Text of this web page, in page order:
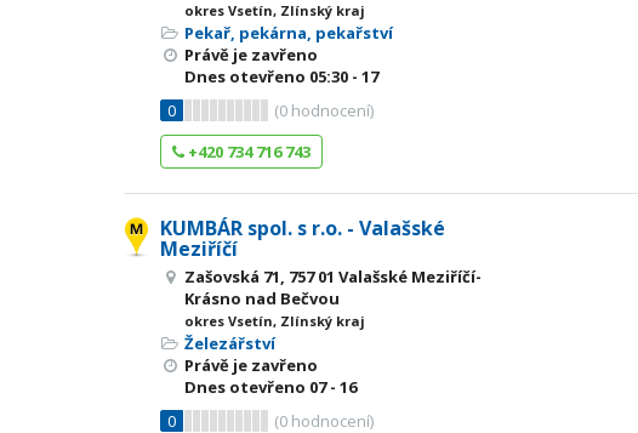
okres Vsetín, Zlínský kraj
Pekař, pekárna, pekařství
Právě je zavřeno
Dnes otevřeno 05:30 - 17
0
(0 hodnocení)
+420 734 716 743
KUMBÁR spol. s r.o. - Valašské
Meziříčí
Zašovská 71, 757 01 Valašské Meziříčí-
Krásno nad Bečvou
okres Vsetín, Zlínský kraj
Železářství
Právě je zavřeno
Dnes otevřeno 07 - 16
0
(0 hodnocení)